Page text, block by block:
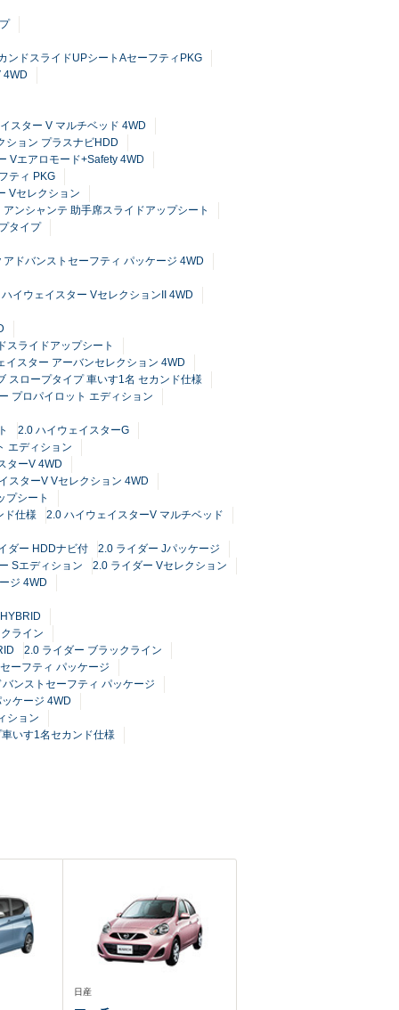
ンドスライドUPシートAセーフティPKG
4WD
スター V マルチベッド 4WD
ション プラスナビHDD
Vエアロモード+Safety 4WD
ティ PKG
Vセレクション
ンシャンテ 助手席スライドアップシート
タイプ
ドバンストセーフティ パッケージ 4WD
イウェイスター VセレクションII 4WD
スライドアップシート
イスター アーバンセレクション 4WD
スロープタイプ 車いす1名 セカンド仕様
プロパイロット エディション
2.0 ハイウェイスターG
エディション
ターV 4WD
スターV Vセレクション 4WD
プシート
ド仕様
2.0 ハイウェイスターV マルチベッド
ダー HDDナビ付
2.0 ライダー Jパッケージ
Sエディション
2.0 ライダー Vセレクション
ジ 4WD
ライン
2.0 ライダー ブラックライン
ーフティ パッケージ
ンストセーフティ パッケージ
ケージ 4WD
ション
いす1名セカンド仕様
日産